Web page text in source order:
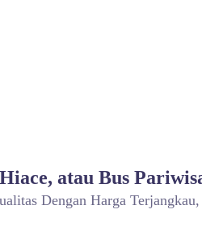
atau Bus
Dengan Harga